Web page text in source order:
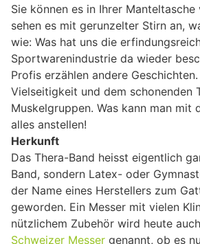
Sie können es in Ihrer Manteltasche
sehen es mit gerunzelter Stirn an,
wie: Was hat uns die
Sportwarenindustrie da wieder
Profis erzählen andere
Vielseitigkeit und dem schonenden
Muskelgruppen. Was kann man mit
alles anstellen!
Herkunft
Das Thera-Band heisst eigentlich
Band, sondern Latex- oder
der Name eines Herstellers zum
geworden. Ein Messer mit vielen
nützlichem Zubehör wird heute
Schweizer Messer genannt, ob es